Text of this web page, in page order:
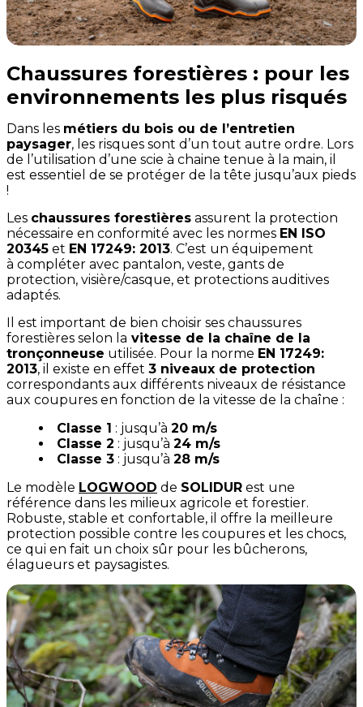
Chaussures forestières : pour les
environnements les plus risqués
Dans les métiers du bois ou de l’entretien
paysager, les risques sont d’un tout autre ordre. Lors
de l’utilisation d’une scie à chaine tenue à la main, il
est essentiel de se protéger de la tête jusqu’aux pieds
!
Les chaussures forestières assurent la protection
nécessaire en conformité avec les normes EN ISO
20345 et EN 17249: 2013. C’est un équipement
à compléter avec pantalon, veste, gants de
protection, visière/casque, et protections auditives
adaptés.
Il est important de bien choisir ses chaussures
forestières selon la vitesse de la chaîne de la
tronçonneuse utilisée. Pour la norme EN 17249:
2013, il existe en effet 3 niveaux de protection
correspondants aux différents niveaux de résistance
aux coupures en fonction de la vitesse de la chaîne :
Classe 1 : jusqu’à 20 m/s
Classe 2 : jusqu’à 24 m/s
Classe 3 : jusqu’à 28 m/s
Le modèle LOGWOOD de SOLIDUR est une
référence dans les milieux agricole et forestier.
Robuste, stable et confortable, il offre la meilleure
protection possible contre les coupures et les chocs,
ce qui en fait un choix sûr pour les bûcherons,
élagueurs et paysagistes.